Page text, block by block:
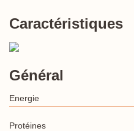
Caractéristiques
Général
Energie
Protéines